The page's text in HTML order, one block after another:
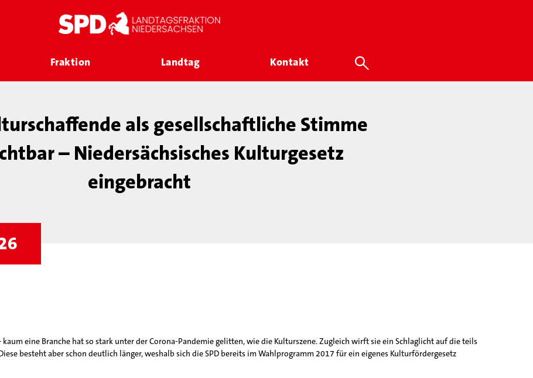
Fraktion Landtag Kontakt
als gesellschaftliche Stimme
– Niedersächsisches Kulturgesetz
eingebracht
kaum eine Branche hat so stark unter der Corona-Pandemie gelitten, wie die Kulturszene. Zugleich wirft sie ein Schlaglicht auf die teils
besteht aber schon deutlich länger, weshalb sich die SPD bereits im Wahlprogramm 2017 für ein eigenes Kulturfördergesetz